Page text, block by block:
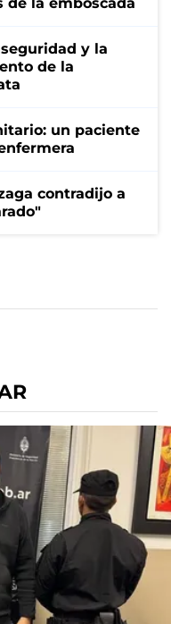
y la
de la
un paciente
contradijo a